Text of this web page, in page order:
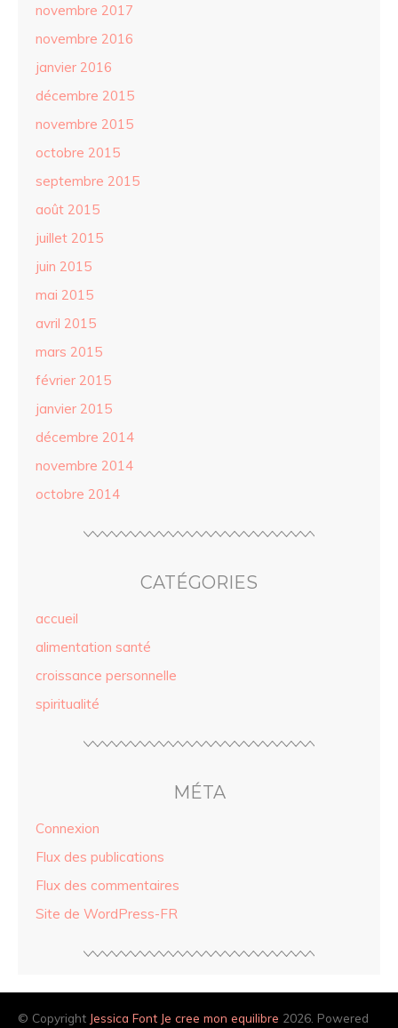
novembre 2017
novembre 2016
janvier 2016
décembre 2015
novembre 2015
octobre 2015
septembre 2015
août 2015
juillet 2015
juin 2015
mai 2015
avril 2015
mars 2015
février 2015
janvier 2015
décembre 2014
novembre 2014
octobre 2014
CATÉGORIES
accueil
alimentation santé
croissance personnelle
spiritualité
MÉTA
Connexion
Flux des publications
Flux des commentaires
Site de WordPress-FR
© Copyright Jessica Font Je cree mon equilibre 2026. Powered